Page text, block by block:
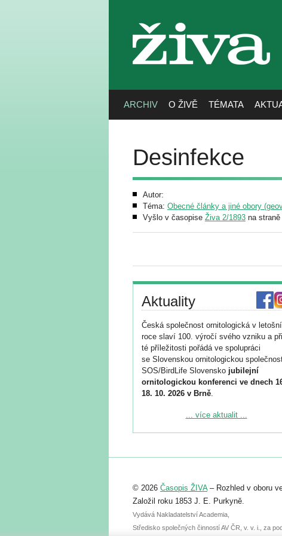
živa
ARCHIV O ŽIVĚ TÉMATA
Desinfekce
Autor:
Téma: Obecné články a jiné obory
Vyšlo v časopise Živa 2/1893 na straně
Aktuality
Česká společnost ornitologická v
roce slaví 100. výročí svého vzniku a při
té příležitosti pořádá ve spolupráci
se Slovenskou ornitologickou
SOS/BirdLife Slovensko jubilejní
ornitologickou konferenci ve dnech
18. 10. 2026 v Brně.
Podrobnější informace ke konferenci
Registrovat se můžete do 6. září.
abstraktu přihlášené přednášky nebo
posteru je už 30. června.
... více aktualit ...
© 2026 Časopis ŽIVA– Rozhled v oboru
Založil roku 1853 J. E. Purkyně.
Vydává Nakladatelství Academia,
Středisko společných činností AV ČR, v. v. i., za